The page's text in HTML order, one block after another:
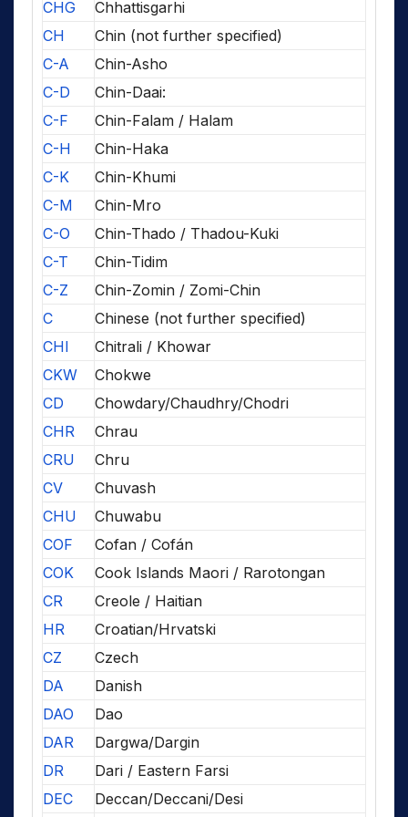
CHG
Chhattisgarhi
CH
Chin (not further specified)
C-A
Chin-Asho
C-D
Chin-Daai:
C-F
Chin-Falam / Halam
C-H
Chin-Haka
C-K
Chin-Khumi
C-M
Chin-Mro
C-O
Chin-Thado / Thadou-Kuki
C-T
Chin-Tidim
C-Z
Chin-Zomin / Zomi-Chin
C
Chinese (not further specified)
CHI
Chitrali / Khowar
CKW
Chokwe
CD
Chowdary/Chaudhry/Chodri
CHR
Chrau
CRU
Chru
CV
Chuvash
CHU
Chuwabu
COF
Cofan / Cofán
COK
Cook Islands Maori / Rarotongan
CR
Creole / Haitian
HR
Croatian/Hrvatski
CZ
Czech
DA
Danish
DAO
Dao
DAR
Dargwa/Dargin
DR
Dari / Eastern Farsi
DEC
Deccan/Deccani/Desi